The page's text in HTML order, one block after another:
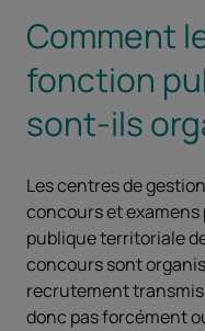
Comment
fonction
sont-ils
Les centres de
concours et
publique territoriale
concours sont
recrutement
donc pas forcément